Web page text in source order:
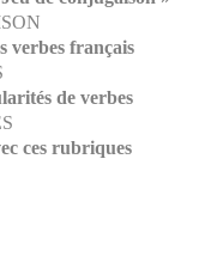
verbes français
de verbes
ces rubriques